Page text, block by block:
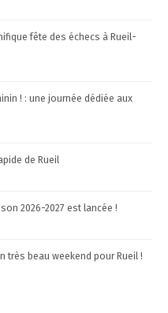
fête des échecs à Rueil-
! : une journée dédiée aux
de Rueil
2026-2027 est lancée !
très beau weekend pour Rueil !